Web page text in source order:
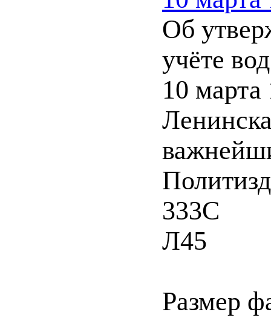
Об
учёте
10
333С
Л45
Размер